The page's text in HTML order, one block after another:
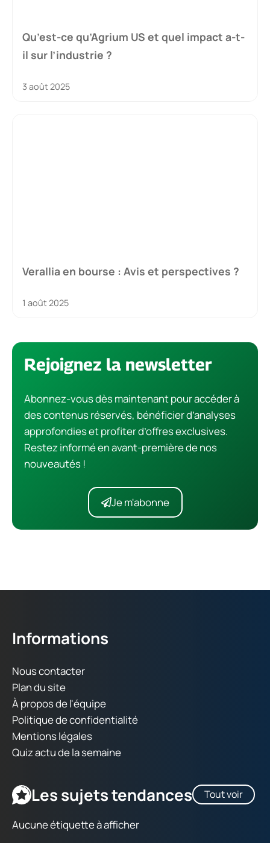
Qu’est-ce qu’Agrium US et quel impact a-t-
il sur l’industrie ?
3 août 2025
Verallia en bourse : Avis et perspectives ?
1 août 2025
Rejoignez la newsletter
Abonnez-vous dès maintenant pour accéder à
des contenus réservés, bénéficier d’analyses
approfondies et profiter d’offres exclusives.
Restez informé en avant-première de nos
nouveautés !
Je m'abonne
Informations
Nous contacter
Plan du site
À propos de l'équipe
Politique de confidentialité
Mentions légales
Quiz actu de la semaine
Les sujets tendances Tout voir
Aucune étiquette à afficher